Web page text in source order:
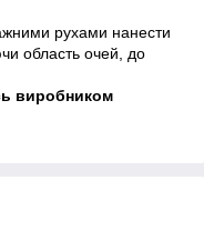
рухами нанести
область очей, до
виробником